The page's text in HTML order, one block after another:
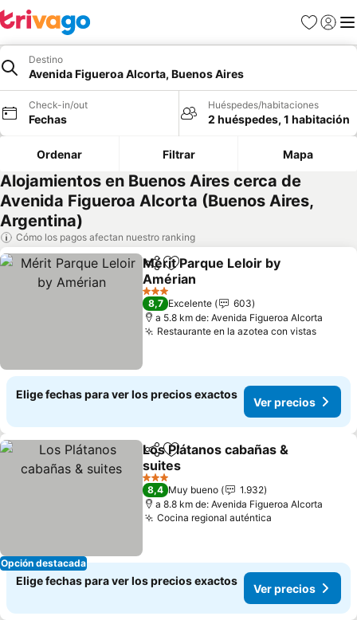
Favoritos
Iniciar
Destino
Avenida Figueroa Alcorta, Buenos Aires
Check-in/out
Fechas
Huéspedes/habitaciones
2 huéspedes, 1 habitación
Ordenar Filtrar Mapa
Alojamientos en Buenos Aires cerca de
Avenida Figueroa Alcorta (Buenos Aires,
Argentina)
Cómo los pagos afectan nuestro ranking
CompartirAgregar a favoritos
Mérit Parque Leloir by
Amérian
Ver precios
3 Estrellas
8,7 Excelente
603
a 5.8 km de: Avenida Figueroa Alcorta
Restaurante en la azotea con vistasVer
Elige fechas para ver los precios exactos
Ver precios
Opción destacada
CompartirAgregar a favoritos
Los Plátanos cabañas &
suites
Ver precios
3 Estrellas
8,4 Muy bueno
1.932
a 8.8 km de: Avenida Figueroa Alcorta
Cocina regional auténtica
Elige fechas para ver los precios exactos
Ver precios